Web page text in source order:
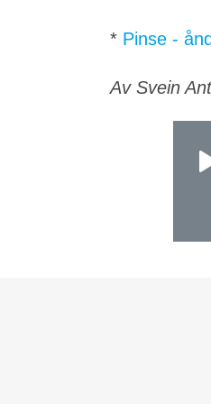
* Pinse -
Av Svein